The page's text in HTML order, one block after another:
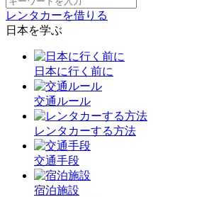
レンタカーを借りる
日本を学ぶ
日本に行く前に
交通ルール
レンタカーする方法
交通手段
宿泊施設